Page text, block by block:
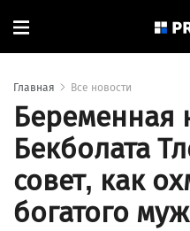
Главная Все новости
Беременная
Бекболата
совет, как
богатого